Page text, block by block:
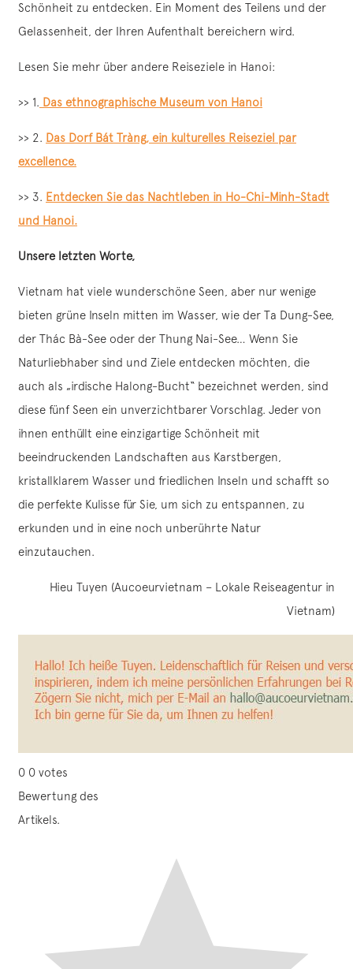
Schönheit zu entdecken. Ein Moment des Teilens und der
Gelassenheit, der Ihren Aufenthalt bereichern wird.
Lesen Sie mehr über andere Reiseziele in Hanoi:
>> 1. Das ethnographische Museum von Hanoi
>> 2. Das Dorf Bát Tràng, ein kulturelles Reiseziel par
excellence.
>> 3. Entdecken Sie das Nachtleben in Ho-Chi-Minh-Stadt
und Hanoi.
Unsere letzten Worte,
Vietnam hat viele wunderschöne Seen, aber nur wenige
bieten grüne Inseln mitten im Wasser, wie der Ta Dung-See,
der Thác Bà-See oder der Thung Nai-See… Wenn Sie
Naturliebhaber sind und Ziele entdecken möchten, die
auch als „irdische Halong-Bucht“ bezeichnet werden, sind
diese fünf Seen ein unverzichtbarer Vorschlag. Jeder von
ihnen enthüllt eine einzigartige Schönheit mit
beeindruckenden Landschaften aus Karstbergen,
kristallklarem Wasser und friedlichen Inseln und schafft so
die perfekte Kulisse für Sie, um sich zu entspannen, zu
erkunden und in eine noch unberührte Natur
einzutauchen.
Hieu Tuyen (Aucoeurvietnam – Lokale Reiseagentur in
Vietnam)
0 0 votes
Bewertung des
Artikels.